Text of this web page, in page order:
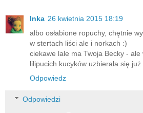
Inka 26 kwietnia 2015 18:19
albo osłabione ropuchy, chętnie
w stertach liści ale i norkach :)
ciekawe lale ma Twoja Becky - ale
lilipucich kucyków uzbierała się
Odpowiedz
Odpowiedzi